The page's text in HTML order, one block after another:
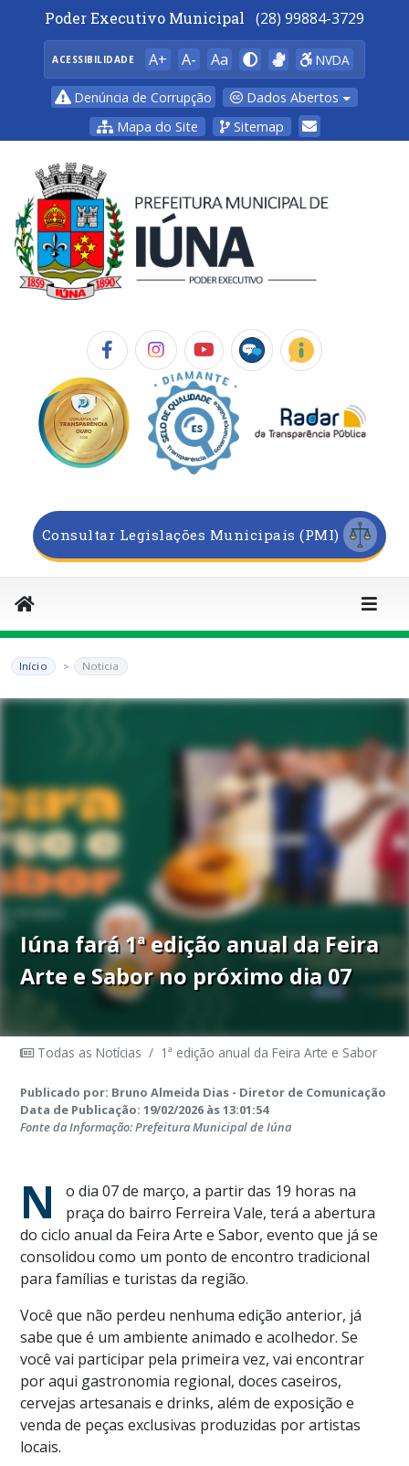
Poder Executivo Municipal (28) 99884-3729
ACESSIBILIDADE A+ A- Aa NVDA
Denúncia de Corrupção
Dados Abertos
Mapa do Site
Sitemap
Consultar Legislações Municipais (PMI)
Início Noticia
Iúna fará 1ª edição anual da Feira
Arte e Sabor no próximo dia 07
Todas as Notícias / 1ª edição anual da Feira Arte e Sabor
Publicado por: Bruno Almeida Dias - Diretor de Comunicação
Data de Publicação: 19/02/2026 às 13:01:54
Fonte da Informação: Prefeitura Municipal de Iúna
N
o dia 07 de março, a partir das 19 horas na
praça do bairro Ferreira Vale, terá a abertura
do ciclo anual da Feira Arte e Sabor, evento que já se
consolidou como um ponto de encontro tradicional
para famílias e turistas da região.
Você que não perdeu nenhuma edição anterior, já
sabe que é um ambiente animado e acolhedor. Se
você vai participar pela primeira vez, vai encontrar
por aqui gastronomia regional, doces caseiros,
cervejas artesanais e drinks, além de exposição e
venda de peças exclusivas produzidas por artistas
locais.